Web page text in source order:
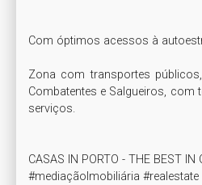
Com óptimos acessos à
Zona com transportes
Combatentes e Salgueiros,
serviços.
CASAS IN PORTO - THE BEST IN
#mediaçãoImobiliária #realestate